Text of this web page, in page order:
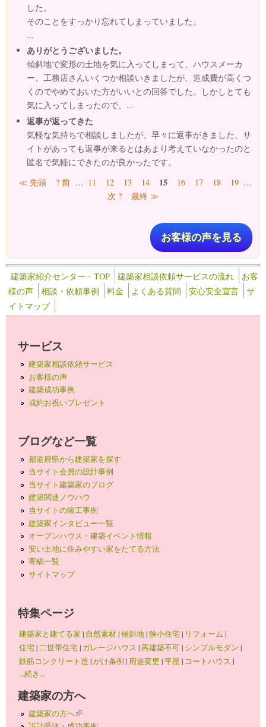
した。
そのことをすっかり忘れてしまっていました。
...
ありがとうございました。
傾斜地で変形の土地を気に入ってしまって、ハウスメーカ
ー、工務店さんいくつか相談いきましたが、造成費が高くつ
くのでやめておいた方がいいとの回答でした。しかしとても
気に入ってしまったので、...
返事が返ってきた
気軽な気持ちで相談しましたが、早々に返事がきました、サ
イトがあっても返事が来るとはあまり考えていなかったのと
匿名で気軽にできたのが良かったです。
ページ
≪ 先頭 ? 前 … 11 12 13 14 15 16 17 18 19 …
次 ?
最終 ≫
お客様の声を見る
建築家紹介センター・TOP 建築家相談依頼サービスの流れ
お客
様の声
相談・依頼事例 料金 よくある質問 安心安全宣言
サ
イトマップ
サービス
建築家相談依頼サービス
お客様の声
建築成功事例
成約お祝いプレゼント
ブログなど一覧
都道府県から建築家を探す
当サイト会員の設計事例
当サイト建築家のブログ
建築関連ノウハウ
当サイトの竣工事例
建築家インタビュー一覧
オープンハウス・建築イベント情報
安い土地に住みやすい家をたてる方法
寄稿一覧
サイトマップ
特集ページ
建築家と建てる家 | 自然素材|傾斜地|狭小住宅| リフォーム |
住宅|二世帯住宅| ガレージハウス |再建築不可| シンプルモダン |
鉄筋コンクリート造 |がけ条例 | 用途変更 |平屋 | コートハウス |
...続き...
建築家の方へ
建築家の方へ(link is external)